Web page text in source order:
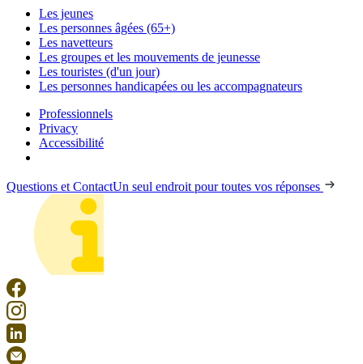
Les jeunes
Les personnes âgées (65+)
Les navetteurs
Les groupes et les mouvements de jeunesse
Les touristes (d'un jour)
Les personnes handicapées ou les accompagnateurs
Professionnels
Privacy
Accessibilité
Questions et ContactUn seul endroit pour toutes vos réponses